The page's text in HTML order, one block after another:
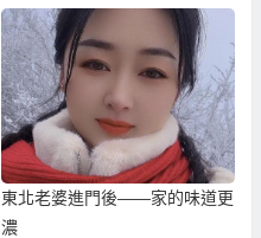
東北老婆進門後——家的味道更
濃